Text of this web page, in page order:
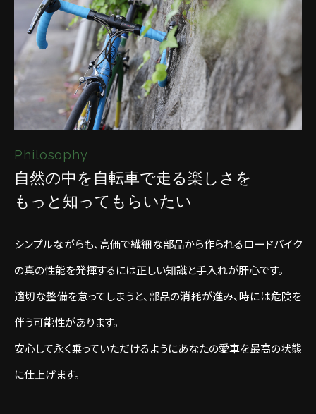
Philosophy
自然の中を自転車で走る楽しさを
もっと知ってもらいたい
シンプルながらも、高価で繊細な部品から作られるロードバイク
の真の性能を発揮するには正しい知識と手入れが肝心です。
適切な整備を怠ってしまうと、部品の消耗が進み、時には危険を
伴う可能性があります。
安心して永く乗っていただけるようにあなたの愛車を最高の状態
に仕上げます。